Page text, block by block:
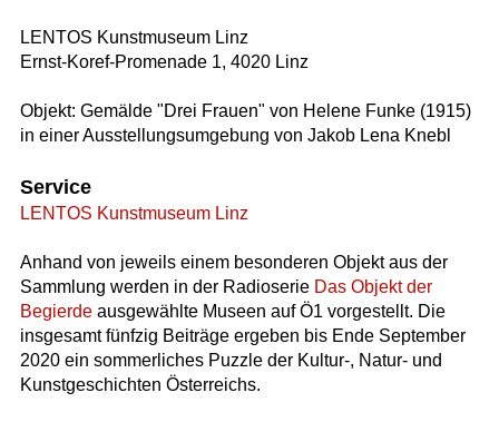
LENTOS Kunstmuseum Linz
Ernst-Koref-Promenade 1, 4020 Linz
Objekt: Gemälde "Drei Frauen" von Helene Funke (1915)
in einer Ausstellungsumgebung von Jakob Lena Knebl
Service
LENTOS Kunstmuseum Linz
Anhand von jeweils einem besonderen Objekt aus der
Sammlung werden in der Radioserie Das Objekt der
Begierdeausgewählte Museen auf Ö1 vorgestellt. Die
insgesamt fünfzig Beiträge ergeben bis Ende September
2020 ein sommerliches Puzzle der Kultur-, Natur- und
Kunstgeschichten Österreichs.